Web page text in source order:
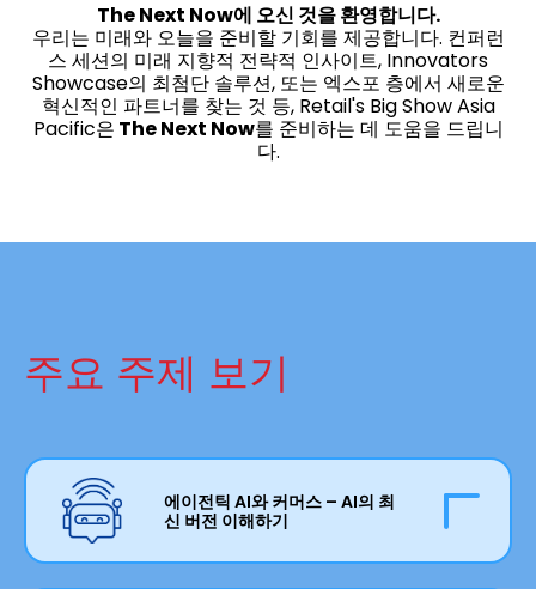
The Next Now에 오신 것을 환영합니다.
우리는 미래와 오늘을 준비할 기회를 제공합니다. 컨퍼런
스 세션의 미래 지향적 전략적 인사이트, Innovators
Showcase의 최첨단 솔루션, 또는 엑스포 층에서 새로운
혁신적인 파트너를 찾는 것 등, Retail's Big Show Asia
Pacific은 The Next Now를 준비하는 데 도움을 드립니
다.
주요 주제 보기
에이전틱 AI와 커머스 – AI의 최
신 버전 이해하기